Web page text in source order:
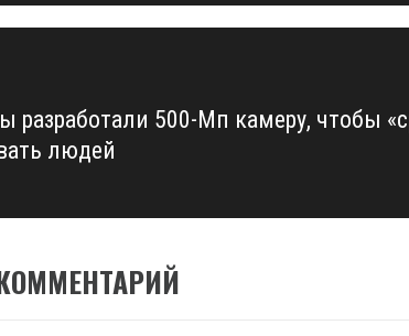
разработали 500-Мп камеру, чтобы
людей